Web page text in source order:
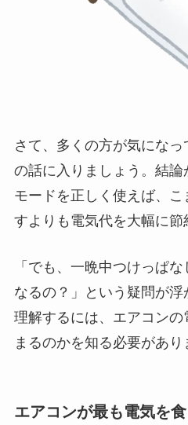
さて、多くの方が気にな
の話に入りましょう。結
モードを正しく使えば、
すよりも電気代を大幅に節
「でも、一晩中つけっぱ
なるの？」という疑問が
理解するには、エアコン
まるのかを知る必要があり
エアコンが最も電気を